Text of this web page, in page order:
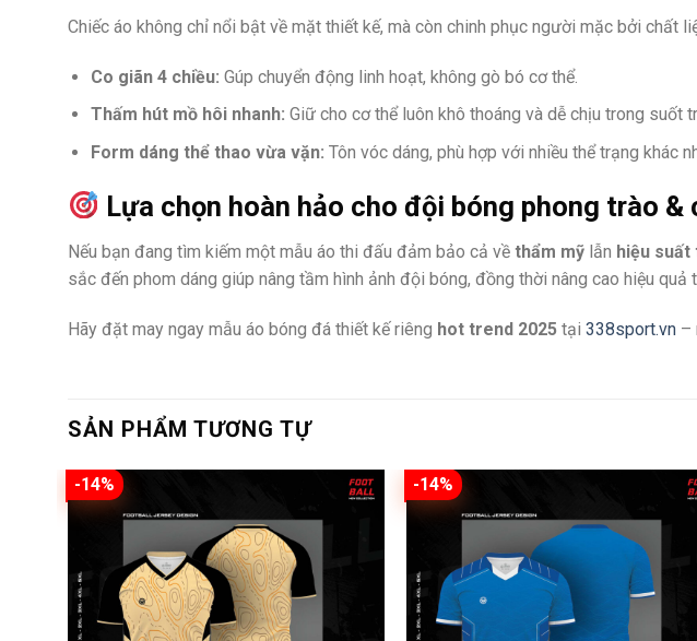
Chiếc áo không chỉ nổi bật về mặt thiết kế, mà còn chinh phục người mặc bởi chất
Co giãn 4 chiều: Gúp chuyển động linh hoạt, không gò bó cơ thể.
Thấm hút mồ hôi nhanh: Giữ cho cơ thể luôn khô thoáng và dễ chịu trong suốt
Form dáng thể thao vừa vặn: Tôn vóc dáng, phù hợp với nhiều thể trạng khác
Lựa chọn hoàn hảo cho đội bóng phong trào &
Nếu bạn đang tìm kiếm một mẫu áo thi đấu đảm bảo cả về thẩm mỹ lẫn hiệu suất
sắc đến phom dáng giúp nâng tầm hình ảnh đội bóng, đồng thời nâng cao hiệu
Hãy đặt may ngay mẫu áo bóng đá thiết kế riêng hot trend 2025 tại 338sport.vn –
SẢN PHẨM TƯƠNG TỰ
-14% -14%